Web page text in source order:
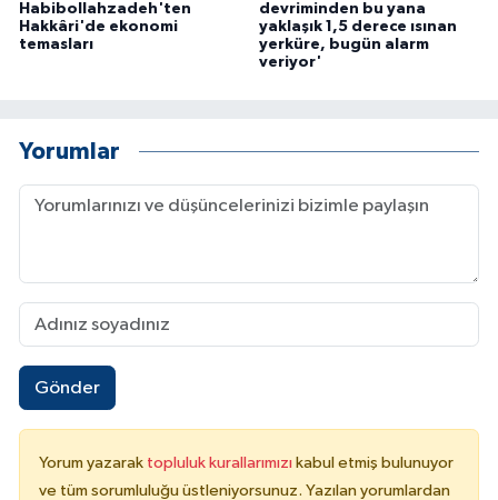
Habibollahzadeh'ten
Hakkâri'de ekonomi
temasları
devriminden bu yana
yaklaşık 1,5 derece ısınan
yerküre, bugün alarm
veriyor'
Yorumlar
Gönder
Yorum yazarak topluluk kurallarımızı kabul etmiş bulunuyor
ve tüm sorumluluğu üstleniyorsunuz. Yazılan yorumlardan